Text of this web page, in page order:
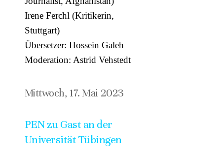
Irene Ferchl (Kritikerin,
Stuttgart)
Übersetzer: Hossein Galeh
Moderation: Astrid Vehstedt
Mittwoch, 17. Mai 2023
PEN zu Gast an der
Universität Tübingen